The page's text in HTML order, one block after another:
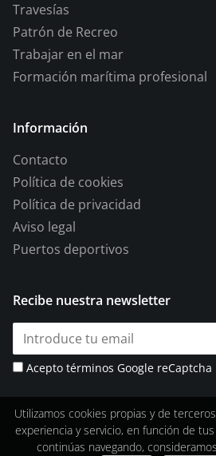
Travesías
Patrón de Recreo
Trabajar en el mar
Formación marítima profesional
Información
Contacto
Política de cookies
Política de privacidad
Aviso legal
Puertos deportivos
Recibe nuestra newsletter
Acepto términos Google reCaptcha
Utilizamos cookies propias y de
experiencia y servicio, en función de
continúas navegando,